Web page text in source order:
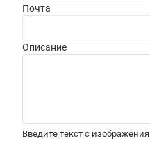
Почта
Описание
Введите текст с изображения